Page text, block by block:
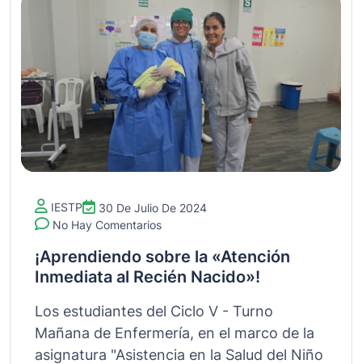
IESTP
30 De Julio De 2024
No Hay Comentarios
¡Aprendiendo sobre la «Atención
Inmediata al Recién Nacido»!
Los estudiantes del Ciclo V - Turno
Mañana de Enfermería, en el marco de la
asignatura "Asistencia en la Salud del Niño